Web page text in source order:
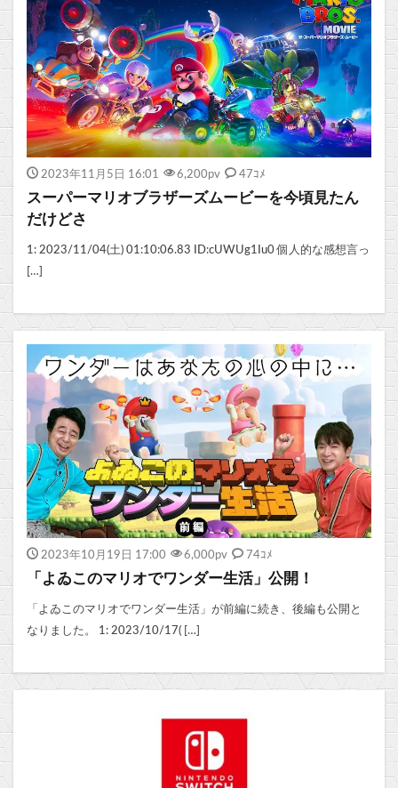
2023年11月5日 16:01 6,200pv 47ｺﾒ
スーパーマリオブラザーズムービーを今頃見たん
だけどさ
1: 2023/11/04(土) 01:10:06.83 ID:cUWUg1Iu0 個人的な感想言っ
[…]
2023年10月19日 17:00 6,000pv 74ｺﾒ
「よゐこのマリオでワンダー生活」公開！
「よゐこのマリオでワンダー生活」が前編に続き、後編も公開と
なりました。 1: 2023/10/17( […]